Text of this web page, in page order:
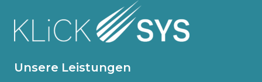
Unsere Leistungen